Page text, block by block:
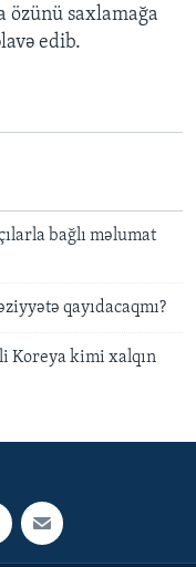
özünü saxlamağa
edib.
bağlı məlumat
qayıdacaqmı?
Koreya kimi xalqın